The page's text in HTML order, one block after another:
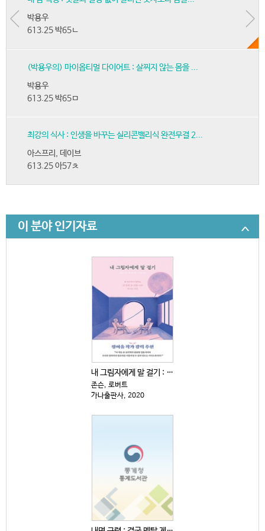
박용우
613.25 박65ㄴ
(박용우의) 마이옵티멀 다이어트 : 살찌지 않는 몸을 ...
박용우
613.25 박65ㅁ
최강의 식사 : 인생을 바꾸는 실리콘밸리식 완전무결 2...
아스프리, 데이브
613.25 아57ㅊ
이 분야 인기자료
내 그림자에게 말 걸기 : 융 심리학이 말하는 내 안의...
존슨, 로버트
가나출판사, 2020